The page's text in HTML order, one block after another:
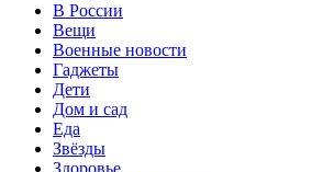
В России
Вещи
Военные новости
Гаджеты
Дети
Дом и сад
Еда
Звёзды
Здоровье